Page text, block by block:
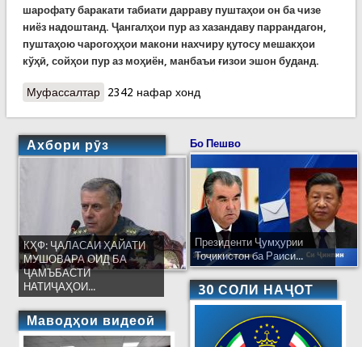
шарофату баракати табиати дарраву пуштаҳои он ба чизе
ниёз надоштанд. Ҷангалҳои пур аз хазандаву паррандагон,
пуштаҳою чарогоҳҳои макони нахчиру қутосу мешакҳои
кўҳӣ, сойҳои пур аз моҳиён, манбаъи ғизои эшон буданд.
Муфассалтаро ДОНИСТАНИҲО: Зилзилаи Сарез аз ривоят то
2342 нафар хонд
Ахбори рӯз
КҲФ: ҶАЛАСАИ ҲАЙАТИ
МУШОВАРА ОИД БА
ҶАМЪБАСТИ
НАТИҶАҲОИ...
Маводҳои видеоӣ
Бо Пешво
Президенти Ҷумҳурии
Тоҷикистон ба Раиси...
30 СОЛИ НАҶОТ